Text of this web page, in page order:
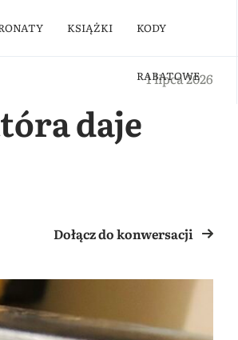
KSIĄŻKI KODY
RABATOWE
1 lipca 2026
daje
Dołącz do konwersacji